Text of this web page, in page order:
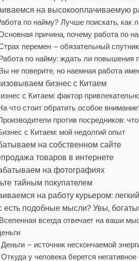
на высокооплачиваемую
по найму? Лучше поискать, как
причина, почему работа по
перемен – обязательный
по найму: ждать ли повышения
не поверите, но наемная работа
бизнес с Китаем
с Китаем: фактор
что стоит обратить особое
против посредников:
с Китаем: мой недолгий опыт
на собственном сайте
товаров в интернете
на фотографиях
тайным покупателем
на работу курьером:
есть подобные мысли? Увы,
Вселенная всегда отвечает на ваши
Деньги – источник нескончаемой
Откуда у человека берется